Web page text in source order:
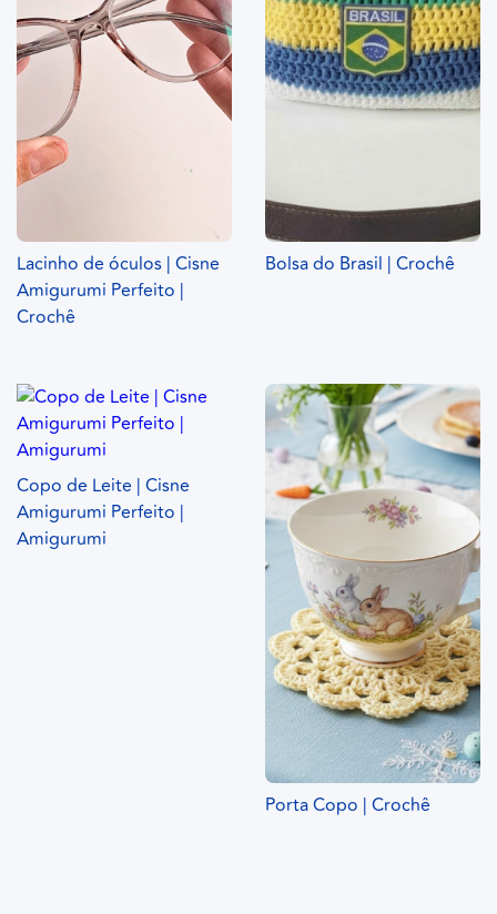
Lacinho de óculos | Cisne
Amigurumi Perfeito |
Crochê
Bolsa do Brasil | Crochê
Copo de Leite | Cisne
Amigurumi Perfeito |
Amigurumi
Porta Copo | Crochê